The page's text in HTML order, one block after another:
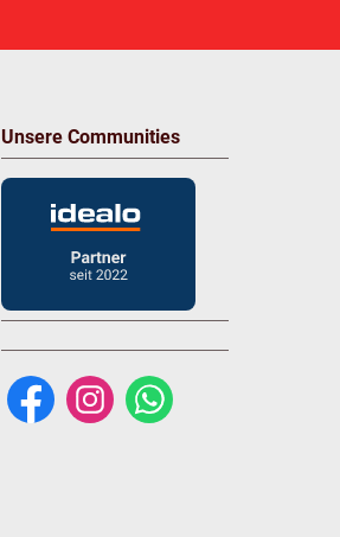
Unsere Communities